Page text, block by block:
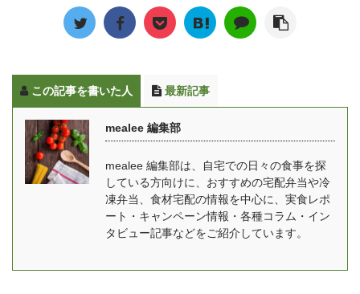
方で、全般的に賞味期限
が短く、買い物から調 ...
安心して食べることがで
きる宅配弁当・冷凍弁当
り、俺のシリーズの全店
のシェフが総力を挙げて
す。 手間を掛けることな
く、自宅にいながらレス
トランの味を気軽に楽し
むことができるようにな
っており、贅沢でいて満
足感のある食事を提供し
てくれます。 俺のイタリ
アン・俺のフレンチと
は？ 2011年9月に東京銀
本店が1号店としてオ ...
ViViなど人気女性誌に取
り上げられています。 食
学調味料などの食品添加
うに食材ひとつひとつを
瞬間冷凍されており、出
来上がりがフレッシュと
いうのが魅力です。
GREEN SPO ...
この記事を書いた人 最新記事
mealee 編集部
mealee 編集部は、自宅での日々の食事を探
している方向けに、おすすめの宅配弁当や冷
凍弁当、食材宅配の情報を中心に、実食レポ
ート・キャンペーン情報・各種コラム・イン
タビュー記事などをご紹介しています。